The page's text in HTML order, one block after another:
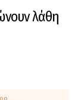
λάθη